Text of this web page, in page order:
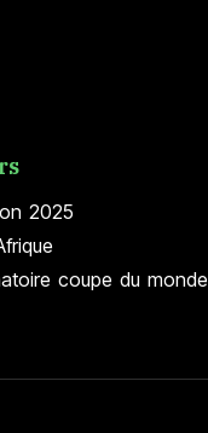
2025
coupe du monde